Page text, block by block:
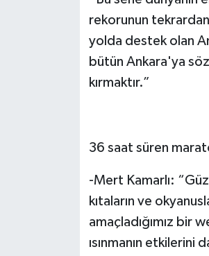
rekorunun tekrardan
yolda destek olan
bütün Ankara'ya
kırmaktır.”
36 saat süren
-Mert Kamarlı:
kıtaların ve
amaçladığımız bir
ısınmanın